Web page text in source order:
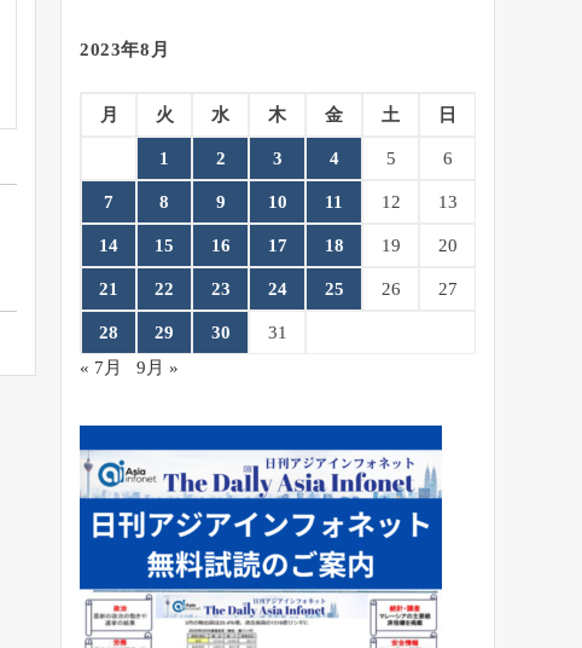
2023年8月
月 火 水 木 金 土 日
1 2 3 4 5 6
7 8 9 10 11 12 13
14 15 16 17 18 19 20
21 22 23 24 25 26 27
28 29 30
31
« 7月
9月 »